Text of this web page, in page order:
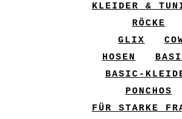
KLEIDER &
RÖCKE
GLIX
HOSEN
BASIC-
PONCHOS
FÜR STARKE